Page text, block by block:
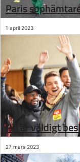
Paris
1 april 2023
”Vi är väldigt
27 mars 2023